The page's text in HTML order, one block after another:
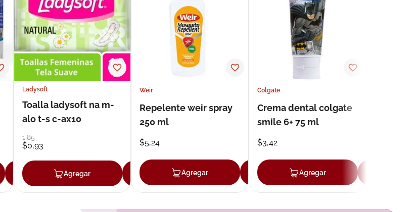
Agregar
Ladysoft
Toalla ladysoft na m-
alo t-s c-ax10
1,85
$0,93
Agregar Agregar
Weir
Repelente weir spray
250 ml
$5,24
Agregar Agregar
Colgate
Crema dental colgate
smile 6+ 75 ml
$3,42
Agregar